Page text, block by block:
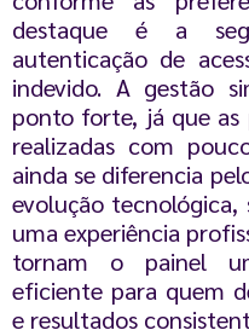
destaque é a
autenticação de
indevido. A gestão
ponto forte, já que as
realizadas com
ainda se diferencia
evolução
uma experiência
tornam o painel
eficiente para quem
e resultados